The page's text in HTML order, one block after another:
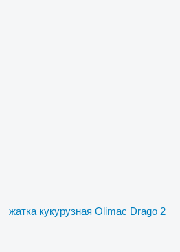
жатка кукурузная Olimac Drago 2